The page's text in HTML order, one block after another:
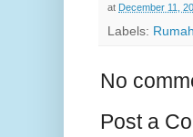
at December 11,
Labels:
No
Post a